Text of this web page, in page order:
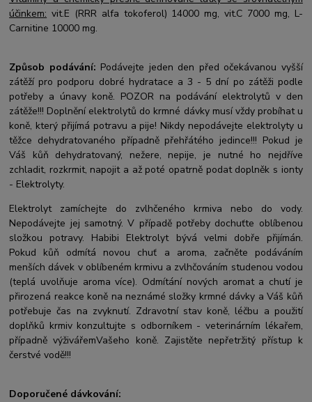
účinkem: vit.E (RRR alfa tokoferol) 14000 mg, vit.C 7000 mg, L-
Carnitine 10000 mg.
Způsob podávání: Podávejte jeden den před očekávanou vyšší
zátěží pro podporu dobré hydratace a 3 - 5 dní po zátěži podle
potřeby a únavy koně. POZOR na podávání elektrolytů v den
zátěže!!! Doplnění elektrolytů do krmné dávky musí vždy probíhat u
koně, který přijímá potravu a pije! Nikdy nepodávejte elektrolyty u
těžce dehydratovaného případně přehřátého jedince!!! Pokud je
Váš kůň dehydratovaný, nežere, nepije, je nutné ho nejdříve
zchladit, rozkrmit, napojit a až poté opatrně podat doplněk s ionty
- Elektrolyty.
Elektrolyt zamíchejte do zvlhčeného krmiva nebo do vody.
Nepodávejte jej samotný. V případě potřeby dochuťte oblíbenou
složkou potravy. Habibi Elektrolyt bývá velmi dobře přijímán.
Pokud kůň odmítá novou chuť a aroma, začněte podáváním
menších dávek v oblíbeném krmivu a zvlhčováním studenou vodou
(teplá uvolňuje aroma více). Odmítání nových aromat a chutí je
přirozená reakce koně na neznámé složky krmné dávky a Váš kůň
potřebuje čas na zvyknutí. Zdravotní stav koně, léčbu a použití
doplňků krmiv konzultujte s odborníkem - veterinárním lékařem,
případně výživářemVašeho koně. Zajistěte nepřetržitý přístup k
čerstvé vodě!!!
Doporučené dávkování: